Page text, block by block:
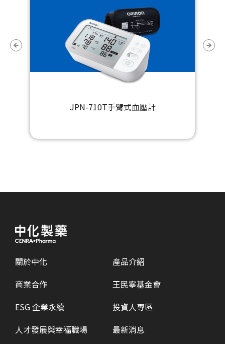
JPN-710T手臂式血壓計
關於中化
產品介紹
商業合作
王民寧基金會
ESG 企業永續
投資人專區
人才發展與幸福職場
最新消息